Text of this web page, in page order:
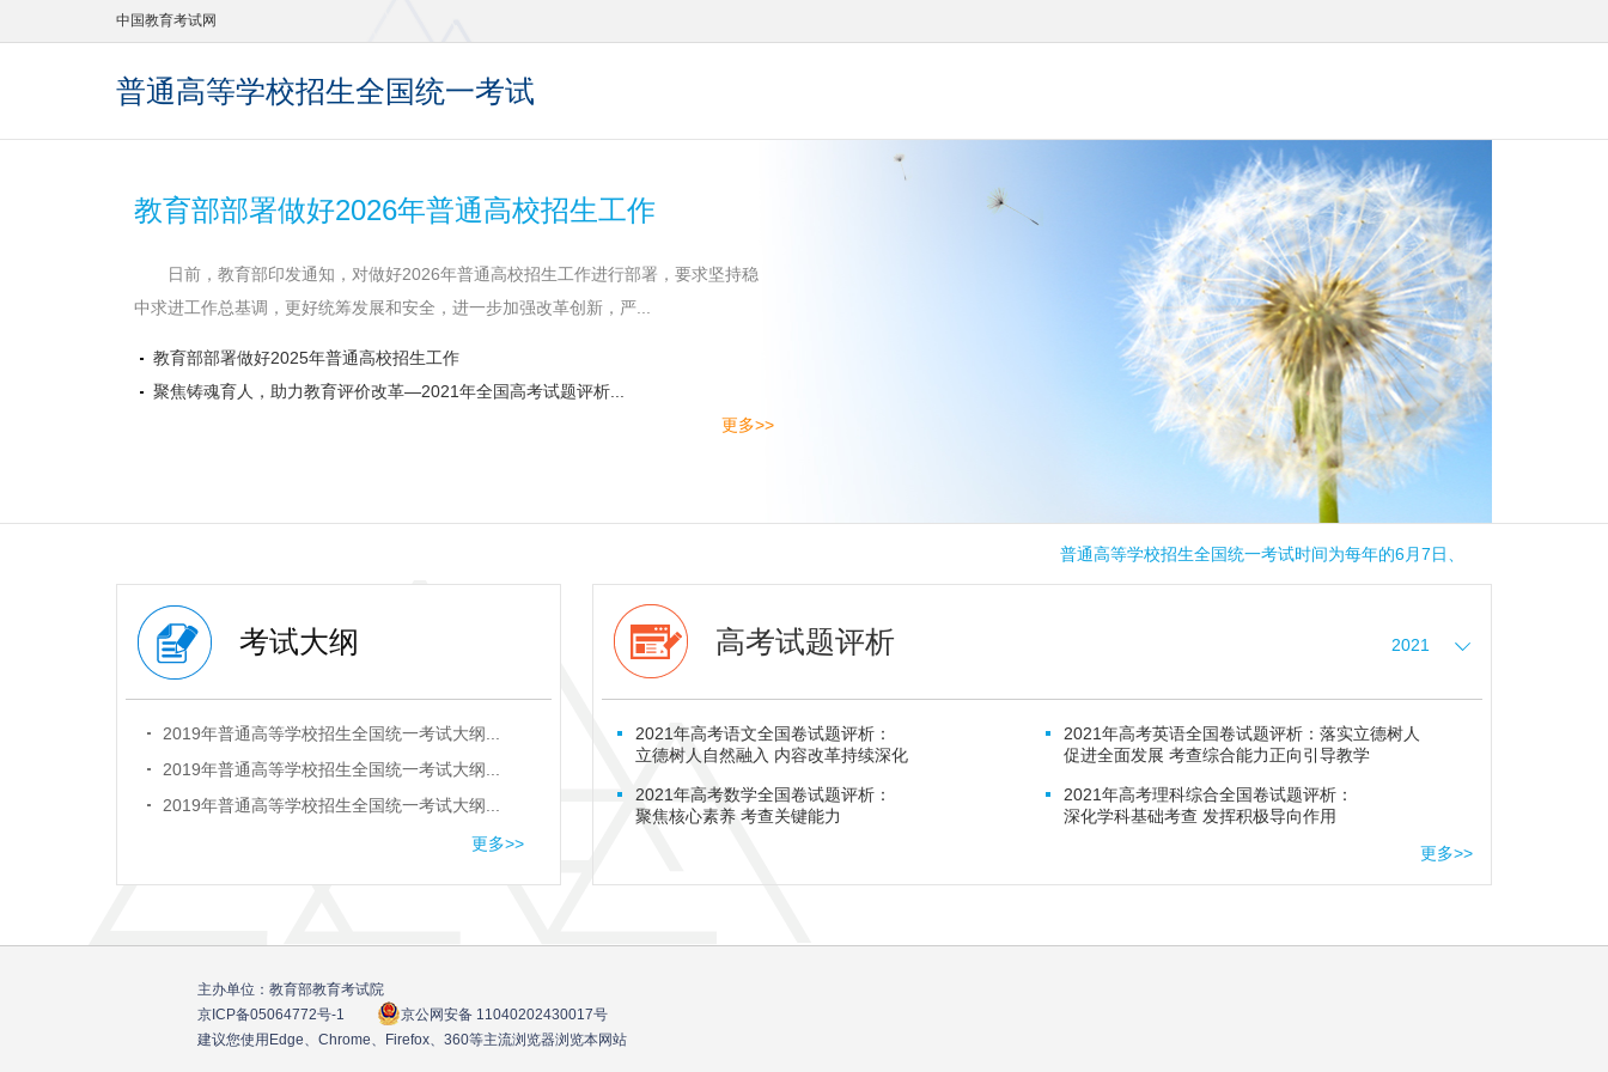
中国教育考试网
普通高等学校招生全国统一考试
教育部部署做好2026年普通高校招生工作
日前，教育部印发通知，对做好2026年普通高校招生工作进行部署，要求坚持稳
中求进工作总基调，更好统筹发展和安全，进一步加强改革创新，严...
教育部部署做好2025年普通高校招生工作
聚焦铸魂育人，助力教育评价改革—2021年全国高考试题评析...
更多>>
普通高等学校招生全国统一考试时间为每年的6月7日、6月8日、6月9日!
考试大纲
2019年普通高等学校招生全国统一考试大纲...
2019年普通高等学校招生全国统一考试大纲...
2019年普通高等学校招生全国统一考试大纲...
2019年普通高等学校招生全国统一考试大纲...更多>>
高考试题评析 2021
2021年高考语文全国卷试题评析：
立德树人自然融入 内容改革持续深化
2021年高考数学全国卷试题评析：
聚焦核心素养 考查关键能力
2021年高考英语全国卷试题评析：落实立德树人
促进全面发展 考查综合能力正向引导教学
2021年高考理科综合全国卷试题评析：
深化学科基础考查 发挥积极导向作用
更多>>
主办单位：教育部教育考试院
京ICP备05064772号-1
京公网安备 11040202430017号
建议您使用Edge、Chrome、Firefox、360等主流浏览器浏览本网站